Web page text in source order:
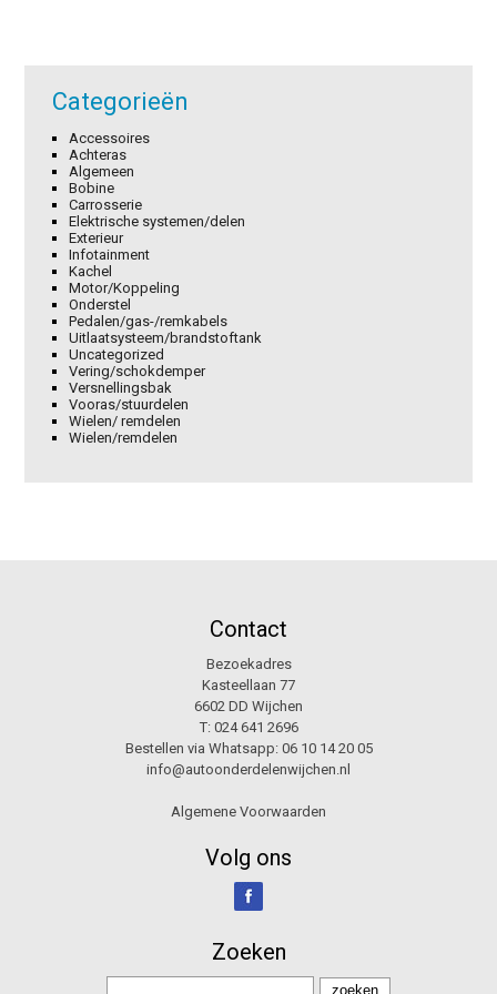
Categorieën
Accessoires
Achteras
Algemeen
Bobine
Carrosserie
Elektrische systemen/delen
Exterieur
Infotainment
Kachel
Motor/Koppeling
Onderstel
Pedalen/gas-/remkabels
Uitlaatsysteem/brandstoftank
Uncategorized
Vering/schokdemper
Versnellingsbak
Vooras/stuurdelen
Wielen/ remdelen
Wielen/remdelen
Contact
Bezoekadres
Kasteellaan 77
6602 DD Wijchen
T: 024 641 2696
Bestellen via Whatsapp: 06 10 14 20 05
info@autoonderdelenwijchen.nl
Algemene Voorwaarden
Volg ons
Zoeken